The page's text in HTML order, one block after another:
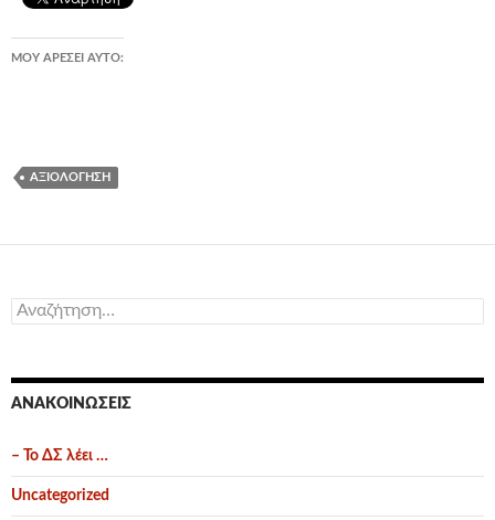
ΜΟΥ ΑΡΈΣΕΙ ΑΥΤΌ:
ΑΞΙΟΛΌΓΗΣΗ
Αναζήτηση
για:
ΑΝΑΚΟΙΝΏΣΕΙΣ
– Το ΔΣ λέει …
Uncategorized